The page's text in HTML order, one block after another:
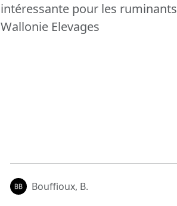
intéressante pour les ruminants
Wallonie Elevages
Bouffioux, B.